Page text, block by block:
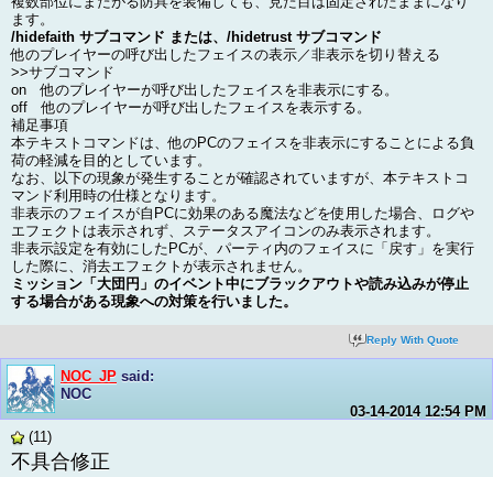
ます。
/hidefaith サブコマンド または、/hidetrust サブコマンド
他のプレイヤーの呼び出したフェイスの表示／非表示を切り替える
>>サブコマンド
on 他のプレイヤーが呼び出したフェイスを非表示にする。
off 他のプレイヤーが呼び出したフェイスを表示する。
補足事項
本テキストコマンドは、他のPCのフェイスを非表示にすることによる負
荷の軽減を目的としています。
なお、以下の現象が発生することが確認されていますが、本テキストコ
マンド利用時の仕様となります。
非表示のフェイスが自PCに効果のある魔法などを使用した場合、ログや
エフェクトは表示されず、ステータスアイコンのみ表示されます。
非表示設定を有効にしたPCが、パーティ内のフェイスに「戻す」を実行
した際に、消去エフェクトが表示されません。
ミッション「大団円」のイベント中にブラックアウトや読み込みが停止
する場合がある現象への対策を行いました。
Reply With Quote
NOC_JP said:
NOC
03-14-2014 12:54 PM
(11)
不具合修正